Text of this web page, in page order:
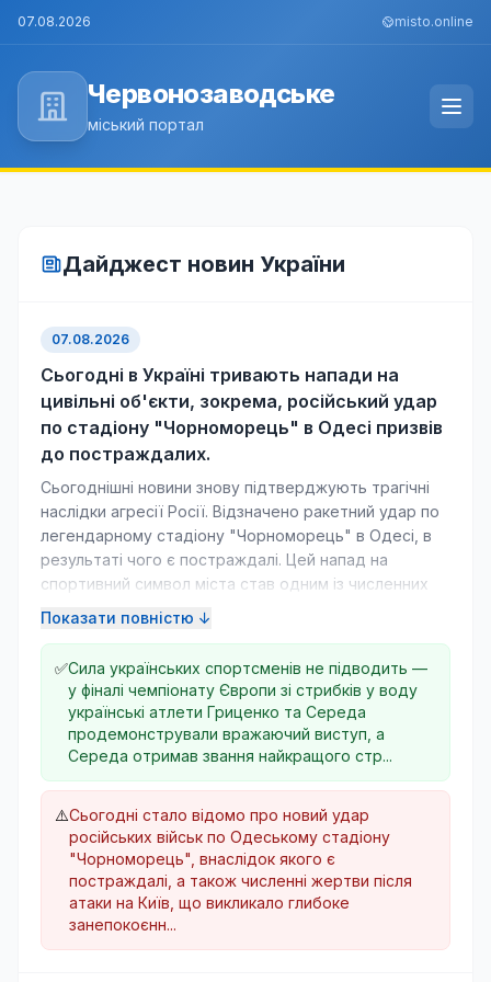
07.08.2026 misto.online
Червонозаводське
міський портал
Дайджест новин України
07.08.2026
Сьогодні в Україні тривають напади на
цивільні об'єкти, зокрема, російський удар
по стадіону "Чорноморець" в Одесі призвів
до постраждалих.
Сьогоднішні новини знову підтверджують трагічні
наслідки агресії Росії. Відзначено ракетний удар по
легендарному стадіону "Чорноморець" в Одесі, в
результаті чого є постраждалі. Цей напад на
спортивний символ міста став одним із численних
атак, які відбулися за ніч, коли російські війська
На фоні цих нападів, президент Зеленський
анонсував кадрові зміни у ЗСУ, що свідчить про
необхідність адаптації до нових викликів. Ситуація в
Україні залишається напруженою: повітряні сили
відзначили відбиття значної кількості дронів, але
неможливо уникнути жертв серед цивільного
населення.
Утім, не всі новини сьогодні похмурі. У спорті наші
герої продовжують радувати успіхами, зокрема,
Еліна Світоліна продемонструвала рішучу перемогу
Показати повністю ↓
✅Сила українських спортсменів не підводить —
у фіналі чемпіонату Європи зі стрибків у воду
українські атлети Гриценко та Середа
продемонстрували вражаючий виступ, а
Середа отримав звання найкращого стр...
⚠️Сьогодні стало відомо про новий удар
російських військ по Одеському стадіону
"Чорноморець", внаслідок якого є
постраждалі, а також численні жертви після
атаки на Київ, що викликало глибоке
занепокоєнн...